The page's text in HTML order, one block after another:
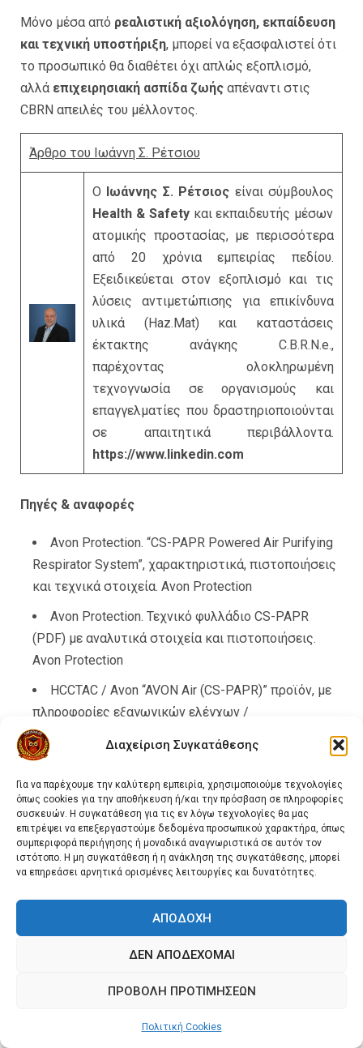
Διαχείριση Συγκατάθεσης
Για να παρέχουμε την καλύτερη εμπειρία, χρησιμοποιούμε τεχνολογίες
όπως cookies για την αποθήκευση ή/και την πρόσβαση σε πληροφορίες
συσκευών. Η συγκατάθεση για τις εν λόγω τεχνολογίες θα μας
επιτρέψει να επεξεργαστούμε δεδομένα προσωπικού χαρακτήρα, όπως
συμπεριφορά περιήγησης ή μοναδικά αναγνωριστικά σε αυτόν τον
ιστότοπο. Η μη συγκατάθεση ή η ανάκληση της συγκατάθεσης, μπορεί
να επηρεάσει αρνητικά ορισμένες λειτουργίες και δυνατότητες.
ΑΠΟΔΟΧΉ
ΔΕΝ ΑΠΟΔΈΧΟΜΑΙ
ΠΡΟΒΟΛΉ ΠΡΟΤΙΜΉΣΕΩΝ
Πολιτική Cookies
Μόνο μέσα από ρεαλιστική αξιολόγηση, εκπαίδευση
και τεχνική υποστήριξη, μπορεί να εξασφαλιστεί ότι
το προσωπικό θα διαθέτει όχι απλώς εξοπλισμό,
αλλά επιχειρησιακή ασπίδα ζωής απέναντι στις
CBRN απειλές του μέλλοντος.
Άρθρο του Ιωάννη Σ. Ρέτσιου
Ο Ιωάννης Σ. Ρέτσιος είναι σύμβουλος
Health & Safetyκαι εκπαιδευτής μέσων
ατομικής προστασίας, με περισσότερα
από 20 χρόνια εμπειρίας πεδίου.
Εξειδικεύεται στον εξοπλισμό και τις
λύσεις αντιμετώπισης για επικίνδυνα
υλικά (Haz.Mat) και καταστάσεις
έκτακτης ανάγκης C.B.R.N.e.,
παρέχοντας ολοκληρωμένη
τεχνογνωσία σε οργανισμούς και
επαγγελματίες που δραστηριοποιούνται
σε απαιτητικά περιβάλλοντα.
https://www.linkedin.com
Πηγές & αναφορές
Avon Protection. “CS-PAPR Powered Air Purifying
Respirator System”, χαρακτηριστικά, πιστοποιήσεις
και τεχνικά στοιχεία. Avon Protection
Avon Protection. Τεχνικό φυλλάδιο CS-PAPR
(PDF) με αναλυτικά στοιχεία και πιστοποιήσεις.
Avon Protection
HCCTAC / Avon “AVON Air (CS-PAPR)” προϊόν, με
πληροφορίες εξαγωγικών ελέγχων /
πιστοποιήσεων.
στην EMEA και έγκριση CE.cbrnetechindex.com
How BSI helped Avon Protection achieve CE
marking (συνεργασία BSI). BSI Group
3M / Scott. Φυλλάδιο C420 Plus (PDF) με
συμβατότητα μάσκας.3M Multimedia
FireTechUSA – σελίδα προϊόντος 3M Scott C420
Plus με επιβεβαίωση NIOSH CBRN συνθηκών.
Tech & Safety
τεχνικά χαρακτηριστικά, επιλογές μπαταριών και